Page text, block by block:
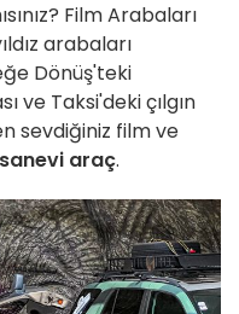
Film Arabaları
arabaları
Dönüş'teki
ve Taksi'deki çılgın
sevdiğiniz film ve
araç.